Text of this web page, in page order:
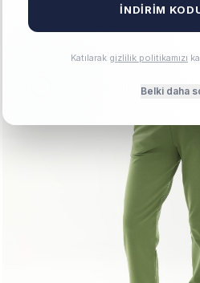
İNDIRIM
Katılarak gizlilik politikamızı
Belki daha